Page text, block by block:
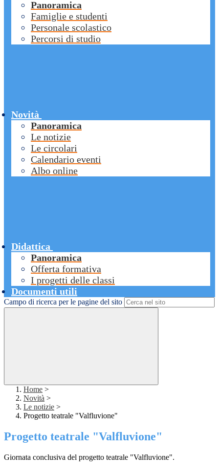
Panoramica
Famiglie e studenti
Personale scolastico
Percorsi di studio
Novità
Panoramica
Le notizie
Le circolari
Calendario eventi
Albo online
Didattica
Panoramica
Offerta formativa
I progetti delle classi
Documenti utili
Campo di ricerca per le pagine del sito
Home >
Novità >
Le notizie >
Progetto teatrale "Valfluvione"
Progetto teatrale "Valfluvione"
Giornata conclusiva del progetto teatrale "Valfluvione".